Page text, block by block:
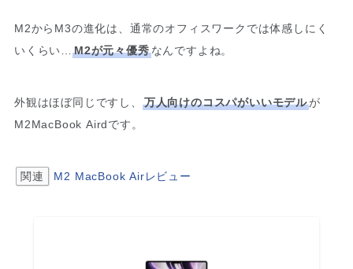
M2からM3の進化は、通常のオフィスワークでは体感しにく
いくらい… M2が元々優秀なんですよね。
外観はほぼ同じですし、 万人向けのコスパがいいモデルが
M2MacBook Airdです。
関連 M2 MacBook Airレビュー